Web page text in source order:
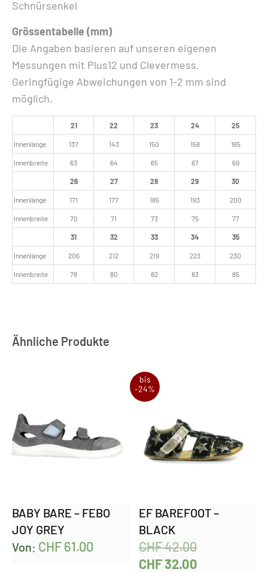
Schnürsenkel
Grössentabelle (mm)
Die Angaben basieren auf unseren eigenen
Messungen mit Plus12 und Clevermess.
Geringfügige Abweichungen von 1-2 mm sind
möglich.
21 22 23 24 25
Innenlänge 137 143 150 158 165
Innenbreite 63 64 65 67 69
26 27 28 29 30
Innenlänge 171 177 185 193 200
Innenbreite 70 71 73 75 77
31 32 33 34 35
Innenlänge 206 212 219 223 230
Innenbreite 78 80 82 83 85
Ähnliche Produkte
BABY BARE – FEBO
JOY GREY
Von: CHF61.00
bis
-24%
EF BAREFOOT –
BLACK
CHF42.00
CHF32.00